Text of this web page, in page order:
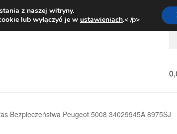
Pn.-pt. 9:00-16:00
Bezpieczeństwa Peugeot 5008 34029945A 8975SJ
z naszej witryny.
lub wyłączyć je w ustawieniach.< /p>